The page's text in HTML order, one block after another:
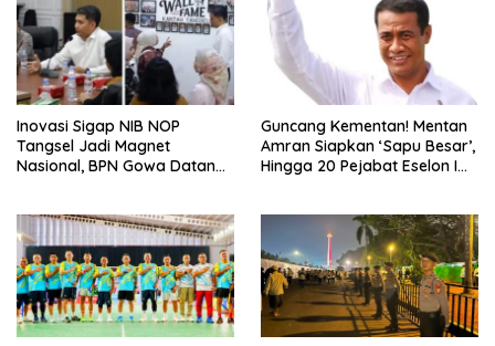
Inovasi Sigap NIB NOP
Tangsel Jadi Magnet
Nasional, BPN Gowa Datang
Guncang Kementan! Mentan
Amran Siapkan ‘Sapu Besar’,
Hingga 20 Pejabat Eselon I